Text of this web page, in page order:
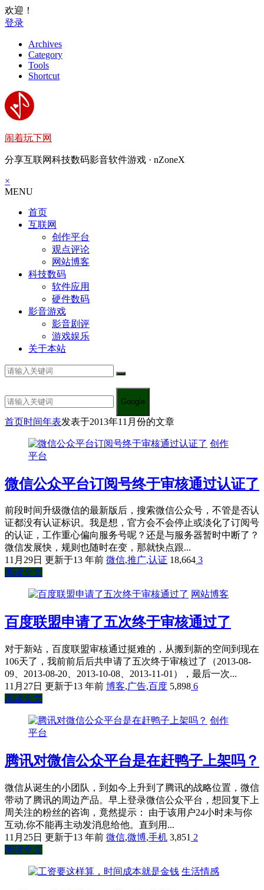
欢迎！
登录
Archives
Category
Tools
Shortcut
闹着玩下网
分享互联网科技数码影音软件游戏 · nZoneX
×
MENU
首页
互联网
创作平台
观点评论
网站博客
科技数码
软件应用
硬件数码
影音游戏
影音剧评
游戏娱乐
关于本站
Google
首页时间年表发表于2013年11月份的文章
创作
平台
微信公众平台订阅号终于审核通过认证了
前段时间升级微信的最新版后，搜索微信公众号，不管是否认
证都没有认证标识。我是想，官方会不会停止或淡化了订阅号
的认证，工作重心偏向服务号呢？还是与服务器暂时中断了？
微信发展快，规则也随时在变，那就快点跟...
11月29日 更新于13 年前 微信,推广,认证 18,664 3
阅读全文
网站博客
百度联盟申请了五次终于审核通过了
对于新站，百度联盟审核通过挺难的，从搬到新的空间到现在
106天了，我前前后后共申请了五次终于审核过了（2013-08-
09、2013-08-20、2013-10-08、2013-11-01），最后一次...
11月27日 更新于13 年前 博客,广告,百度 5,898 6
阅读全文
创作
平台
腾讯对微信公众平台是在赶鸭子上架吗？
微信从诞生的小团队，到如今上升到了腾讯的战略位置，微信
带动了腾讯的周边产品。早上登录微信公众平台，想回复下上
周关注的粉丝的咨询，竟然提示： 由于该用户24小时未与你
互动,你不能再主动发消息给他。直到用...
11月25日 更新于13 年前 微信,微博,手机 3,851 2
阅读全文
生活情感